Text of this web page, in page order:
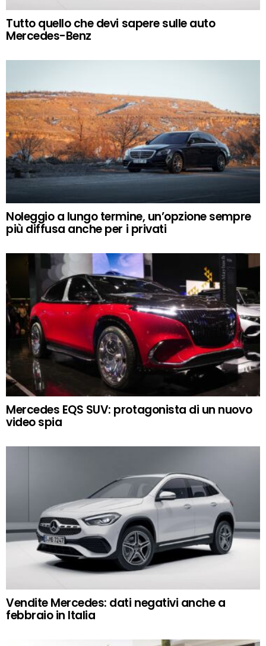
Tutto quello che devi sapere sulle auto
Mercedes-Benz
Noleggio a lungo termine, un’opzione sempre
più diffusa anche per i privati
Mercedes EQS SUV: protagonista di un nuovo
video spia
Vendite Mercedes: dati negativi anche a
febbraio in Italia